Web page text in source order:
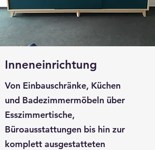
Inneneinrichtung
Von Einbauschränke, Küchen
und Badezimmermöbeln über
Esszimmertische,
Büroausstattungen bis hin zur
komplett ausgestatteten